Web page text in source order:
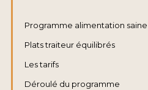
Programme alimentation saine
Plats traiteur équilibrés
Les tarifs
Déroulé du programme